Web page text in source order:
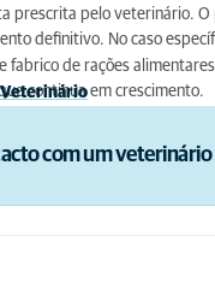
prescrita pelo veterinário.
definitivo. No caso
fabrico de rações
continua em crescimento.
Veterinário
com um veterinário